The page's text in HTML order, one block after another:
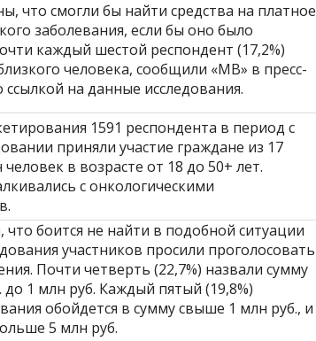
что смогли бы найти средства на платное
заболевания, если бы оно было
каждый шестой респондент (17,2%)
человека, сообщили «МВ» в пресс-
ссылкой на данные исследования.
1591 респондента в период с
приняли участие граждане из 17
в возрасте от 18 до 50+ лет.
с онкологическими
боится не найти в подобной ситуации
участников просили проголосовать
Почти четверть (22,7%) назвали сумму
1 млн руб. Каждый пятый (19,8%)
обойдется в сумму свыше 1 млн руб., и
5 млн руб.